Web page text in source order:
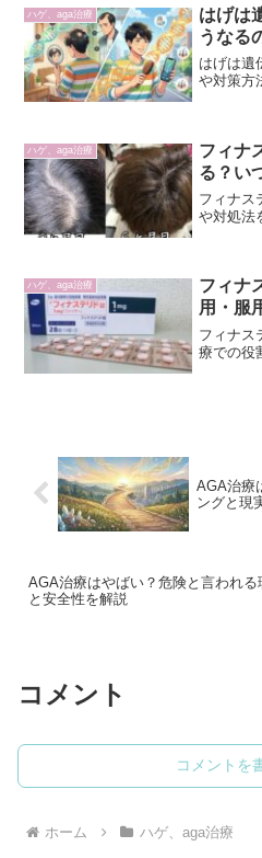
しないク
ハゲ、aga治療
はげは
うなる
はげは遺
や対策方
ハゲ、aga治療
フィナ
る？い
フィナス
や対処法
ハゲ、aga治療
フィナ
用・服
フィナス
療での役
AGA治療
ングと現
AGA治療はやばい？危険と言われる
と安全性を解説
コメント
コメントを
ホーム ハゲ、aga治療